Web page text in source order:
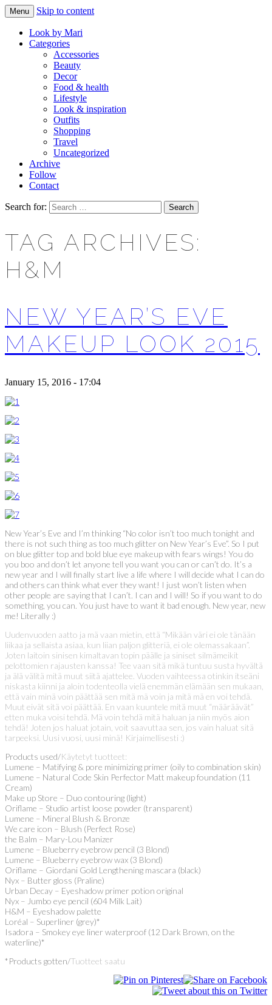
LOOK BY MARI
Makeup & beauty blog
Menu Skip to content
Look by Mari
Categories
Accessories
Beauty
Decor
Food & health
Lifestyle
Look & inspiration
Outfits
Shopping
Travel
Uncategorized
Archive
Follow
Contact
Search for:
TAG ARCHIVES:
H&M
NEW YEAR’S EVE
MAKEUP LOOK 2015
January 15, 2016 - 17:04
New Year’s Eve and I’m thinking “No color isn’t too much tonight and
there is not such thing as too much glitter on New Year’s Eve”. So I put
on blue glitter top and bold blue eye makeup with fears wings! You do
you boo and don’t let anyone tell you want you can or can’t do. It’s a
new year and I will finally start live a life where I will decide what I can do
and others can think what ever they want! I just won’t listen when
other people are saying that I can’t. I can and I will! So if you want to do
something, you can. You just have to want it bad enough. New year, new
me! Literally :)
Uudenvuoden aatto ja mä vaan mietin, että “Mikään väri ei ole tänään
liikaa ja sellaista asiaa, kun liian paljon glitteriä, ei ole olemassakaan”.
Joten laitoin sinisen kimaltavan topin päälle ja siniset silmämeikit
pelottomien rajausten kanssa! Tee vaan sitä mikä tuntuu susta hyvältä
ja älä välitä mitä muut siitä ajattelee. Vuoden vaihteessa otinkin itseäni
niskasta kiinni ja aloin todenteolla vielä enemmän elämään sen mukaan,
että vain minä voin päättää sen mitä mä voin ja mitä mä en voi tehdä.
Muut eivät sitä voi päättää. En vaan kuuntele mitä muut “määräävät”
etten muka voisi tehdä. Mä voin tehdä mitä haluan ja niin myös aion
tehdä! Joten jos haluat jotain, voit saavuttaa sen, jos vain haluat sitä
tarpeeksi. Uusi vuosi, uusi minä! Kirjaimellisesti :)
Products used/Käytetyt tuotteet:
Lumene – Matifying & pore minimizing primer (oily to combination skin)
Lumene – Natural Code Skin Perfector Matt makeup foundation (11
Cream)
Make up Store – Duo contouring (light)
Oriflame – Studio artist loose powder (transparent)
Lumene – Mineral Blush & Bronze
We care icon – Blush (Perfect Rose)
the Balm – Mary-Lou Manizer
Lumene – Blueberry eyebrow pencil (3 Blond)
Lumene – Blueberry eyebrow wax (3 Blond)
Oriflame – Giordani Gold Lengthening mascara (black)
Nyx – Butter gloss (Praline)
Urban Decay – Eyeshadow primer potion original
Nyx – Jumbo eye pencil (604 Milk Lait)
H&M – Eyeshadow palette
Loréal – Superliner (grey)*
Isadora – Smokey eye liner waterproof (12 Dark Brown, on the
waterline)*
*Products gotten/Tuotteet saatu